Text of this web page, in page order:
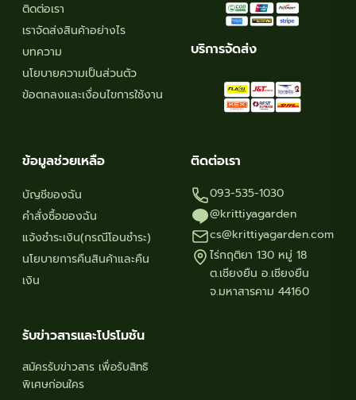
ติดต่อเรา
เราจัดส่งสินค้าอย่างไร
บทความ
นโยบายความเป็นส่วนตัว
ข้อตกลงและเงื่อนไขการใช้งาน
บริการจัดส่ง
ข้อมูลช่วยเหลือ
บัญชีของฉัน
คำสั่งซื้อของฉัน
แจ้งชำระเงิน(กรณีโอนชำระ)
นโยบายการคืนสินค้าและคืน
เงิน
ติดต่อเรา
093-535-1030
@krittiyagarden
cs@krittiyagarden.com
ไร่กฤติยา 130 หมู่ 18
ต.เชียงยืน อ.เชียงยืน
จ.มหาสารคาม 44160
รับข่าวสารและโปรโมชัน
สมัครรับข่าวสาร เพื่อรับสิทธิ
พิเศษก่อนใคร